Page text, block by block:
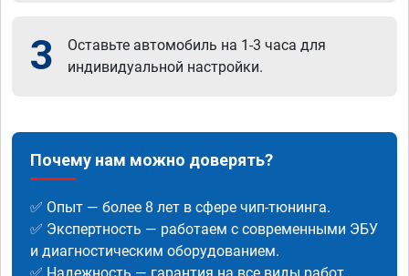
3
Оставьте автомобиль на 1-3 часа для
индивидуальной настройки.
Почему нам можно доверять?
✅ Опыт — более 8 лет в сфере чип-тюнинга.
✅ Экспертность — работаем с современными ЭБУ
и диагностическим оборудованием.
✅ Надежность — гарантия на все виды работ.